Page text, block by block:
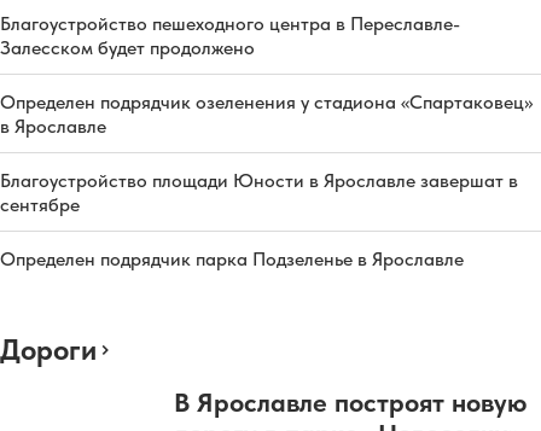
Благоустройство пешеходного центра в Переславле-
Залесском будет продолжено
Определен подрядчик озеленения у стадиона «Спартаковец»
в Ярославле
Благоустройство площади Юности в Ярославле завершат в
сентябре
Определен подрядчик парка Подзеленье в Ярославле
Дороги
В Ярославле построят новую